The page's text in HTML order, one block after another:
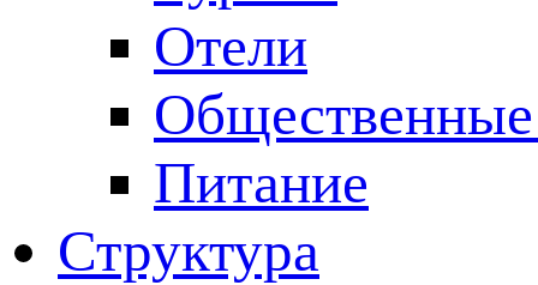
Отели
Общественные
Питание
Структура